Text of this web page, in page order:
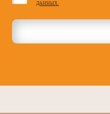
ДАННЫХ.